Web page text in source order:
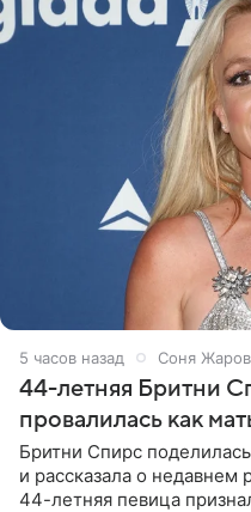
5 часов назад Соня
44-летняя Бритни
провалилась как
Бритни Спирс
и рассказала о недавнем
44-летняя певица